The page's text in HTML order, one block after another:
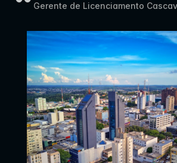
Gerente de Licenciamento